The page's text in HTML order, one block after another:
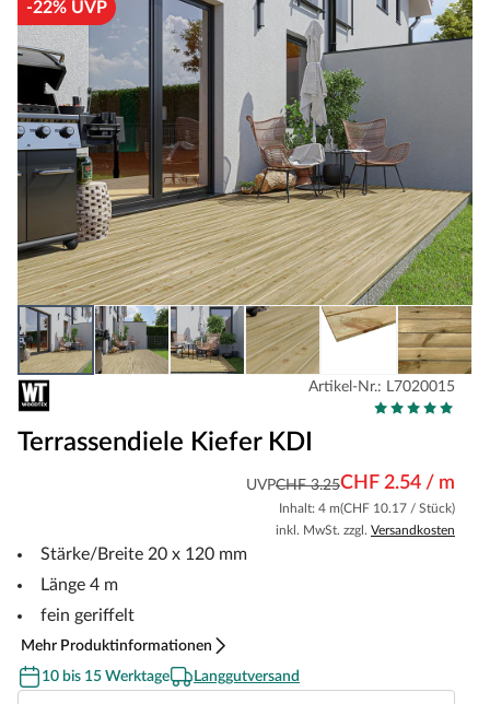
-22% UVP
Artikel-Nr.: L7020015
Terrassendiele Kiefer KDI
UVPCHF 3.25CHF 2.54 / m
Inhalt: 4 m(CHF 10.17 / Stück)
inkl. MwSt. zzgl. Versandkosten
Stärke/Breite 20 x 120 mm
Länge 4 m
fein geriffelt
Mehr Produktinformationen
10 bis 15 Werktage
Langgutversand